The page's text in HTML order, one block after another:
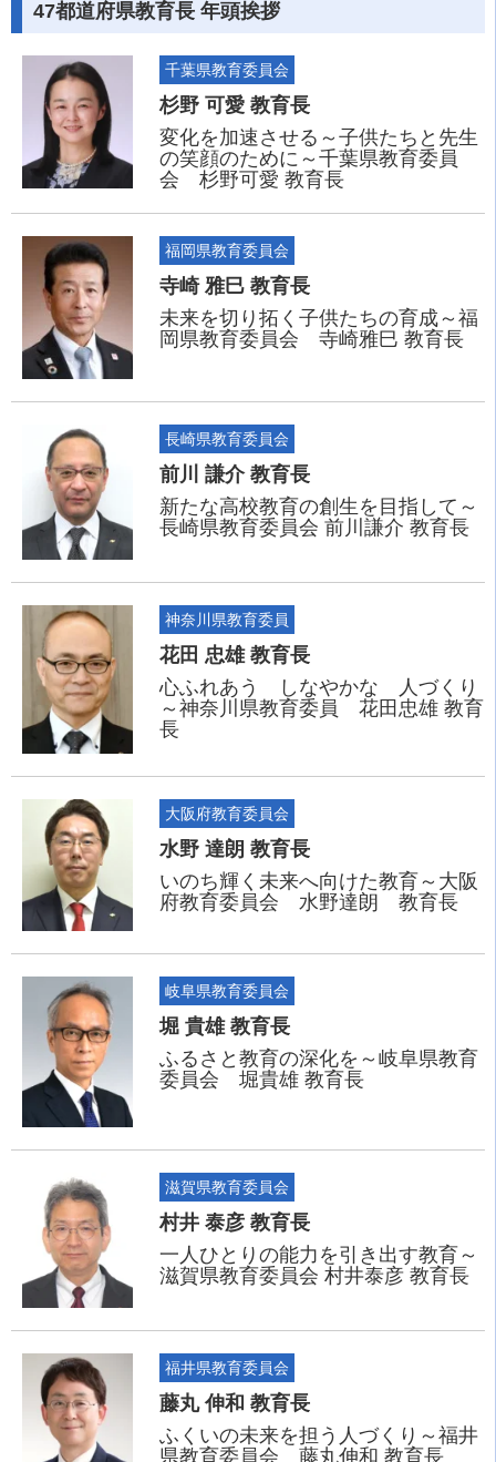
47都道府県教育長 年頭挨拶
千葉県教育委員会
杉野 可愛 教育長
変化を加速させる～子供たちと先生
の笑顔のために～千葉県教育委員
会 杉野可愛 教育長
福岡県教育委員会
寺崎 雅巳 教育長
未来を切り拓く子供たちの育成～福
岡県教育委員会 寺崎雅巳 教育長
長崎県教育委員会
前川 謙介 教育長
新たな高校教育の創生を目指して～
長崎県教育委員会 前川謙介 教育長
神奈川県教育委員
花田 忠雄 教育長
心ふれあう しなやかな 人づくり
～神奈川県教育委員 花田忠雄 教育
長
大阪府教育委員会
水野 達朗 教育長
いのち輝く未来へ向けた教育～大阪
府教育委員会 水野達朗 教育長
岐阜県教育委員会
堀 貴雄 教育長
ふるさと教育の深化を～岐阜県教育
委員会 堀貴雄 教育長
滋賀県教育委員会
村井 泰彦 教育長
一人ひとりの能力を引き出す教育～
滋賀県教育委員会 村井泰彦 教育長
福井県教育委員会
藤丸 伸和 教育長
ふくいの未来を担う人づくり～福井
県教育委員会 藤丸伸和 教育長